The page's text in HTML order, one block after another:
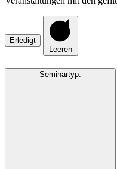
Erledigt
Leeren
Seminartyp: